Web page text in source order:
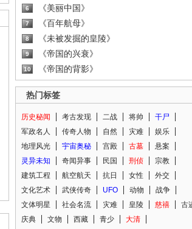
6 《美丽中国》
7 《百年航母》
8 《未被发掘的皇陵》
9 《帝国的兴衰》
10 《帝国的背影》
热门标签
历史秘闻 考古发现 二战 将帅
干尸
军政名人
传奇人物 自然 灾难
娱乐
地理风光
宇宙奥秘 宫殿 古墓
悬案
灵异未知
奇闻异事 民国 刑侦
宗教
建筑工程
航空航天 抗日 女性
外交
文化艺术
武侠传奇 UFO 动物
战争
文体明星
社会名流 灾难 皇陵 慈禧
古
庆典
文物 西藏 青少 大清